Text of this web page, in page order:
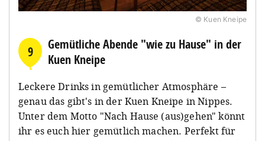
© Kuen Kneipe
9
Gemütliche Abende "wie zu Hause" in der
Kuen Kneipe
Leckere Drinks in gemütlicher Atmosphäre –
genau das gibt's in der Kuen Kneipe in Nippes.
Unter dem Motto "Nach Hause (aus)gehen" könnt
ihr es euch hier gemütlich machen. Perfekt für